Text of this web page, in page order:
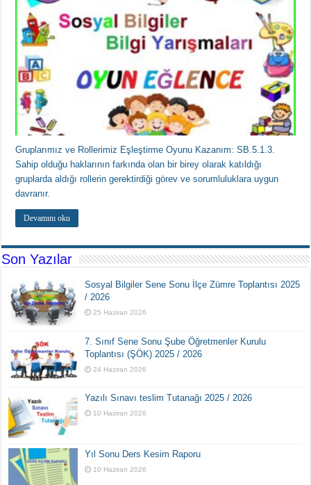
Gruplarımız ve Rollerimiz Eşleştirme Oyunu Kazanım: SB.5.1.3.
Sahip olduğu haklarının farkında olan bir birey olarak katıldığı
gruplarda aldığı rollerin gerektirdiği görev ve sorumluluklara uygun
davranır.
Devamını oku
Son Yazılar
Sosyal Bilgiler Sene Sonu İlçe Zümre Toplantısı 2025
/ 2026
25 Haziran 2026
7. Sınıf Sene Sonu Şube Öğretmenler Kurulu
Toplantısı (ŞÖK) 2025 / 2026
24 Haziran 2026
Yazılı Sınavı teslim Tutanağı 2025 / 2026
10 Haziran 2026
Yıl Sonu Ders Kesim Raporu
10 Haziran 2026